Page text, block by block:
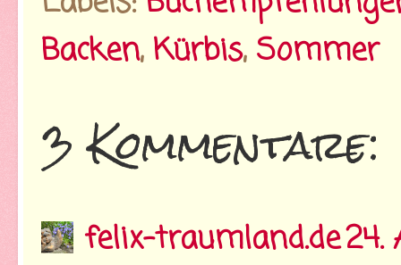
Backen, Kürbis, Sommer
3 Kommentare:
felix-traumland.de24.